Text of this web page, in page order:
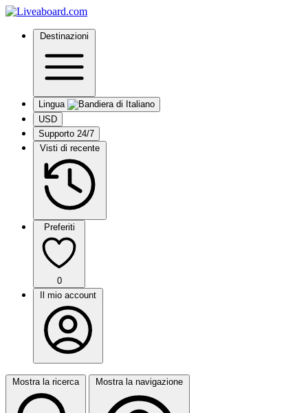
Destinazioni
Lingua
USD
Supporto 24/7
Visti di recente
Preferiti
0
Il mio account
Mostra la ricerca Mostra la navigazione